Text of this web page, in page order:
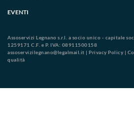
EVENTI
Assoservizi Legnano s.r.l. a socio unico - capitale
1259171 C.F. e P. IVA: 08911500158
assoservizilegnano@legalmail.it | Privacy Policy |
qualità